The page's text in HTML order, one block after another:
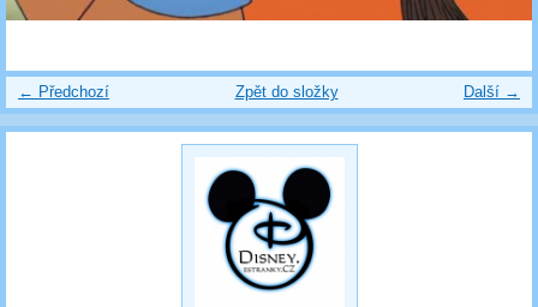
← Předchozí Další →
Zpět do složky